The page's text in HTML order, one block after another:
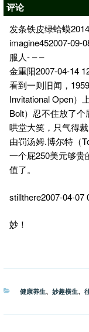
评论
发条铁皮绿蛤蟆
imagine452007-09-
服人- – –
金重阳2007-04-14
看到一则旧闻，
Invitational Open）
Bolt）忍不住放了
哄堂大笑，只气得
由罚汤姆.博尔特（
一个屁250美元够贵
值了。
stillthere2007-04-07
妙！
分
健康养生、 妙趣横生、